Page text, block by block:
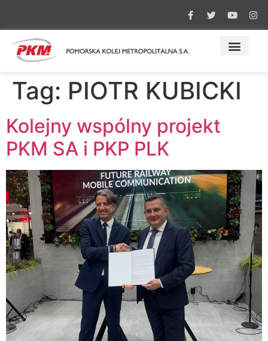
Tag: PIOTR KUBICKI
Kolejny wspólny projekt
PKM SA i PKP PLK